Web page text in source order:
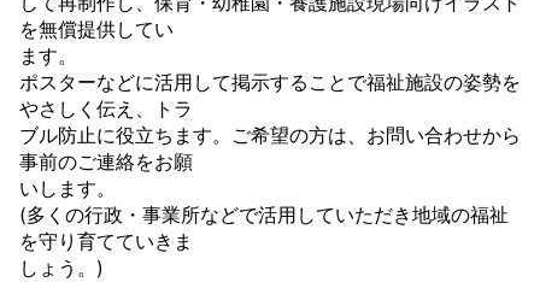
を無償提供してい
ます。
ポスターなどに活用して掲示することで福祉施設の姿勢を
やさしく伝え、トラ
ブル防止に役立ちます。ご希望の方は、お問い合わせから
事前のご連絡をお願
いします。
(多くの行政・事業所などで活用していただき地域の福祉
を守り育てていきま
しょう。)